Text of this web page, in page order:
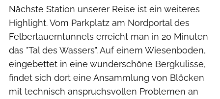
Nächste Station unserer Reise ist ein weiteres
Highlight. Vom Parkplatz am Nordportal des
Felbertauerntunnels erreicht man in 20 Minuten
das "Tal des Wassers". Auf einem Wiesenboden,
eingebettet in eine wunderschöne Bergkulisse,
findet sich dort eine Ansammlung von Blöcken
mit technisch anspruchsvollen Problemen an